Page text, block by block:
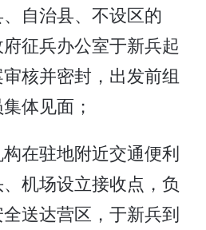
、自治县、不设区的
征兵办公室于新兵起
核并密封，出发前组
体见面；
构在驻地附近交通便利
机场设立接收点，负
送达营区，于新兵到